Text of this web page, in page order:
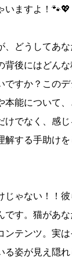
いますよ！🐾💖
、どうしてあ
背後にはどん
ですか？この
本能について
けでなく、感
解する手助けを
じゃない！！
です。猫があ
ンテンツ。実
る姿が見え隠れ